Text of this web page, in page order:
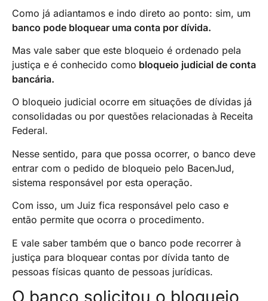
Como já adiantamos e indo direto ao ponto: sim, um
banco pode bloquear uma conta por dívida.
Mas vale saber que este bloqueio é ordenado pela
justiça e é conhecido como bloqueio judicial de conta
bancária.
O bloqueio judicial ocorre em situações de dívidas já
consolidadas ou por questões relacionadas à Receita
Federal.
Nesse sentido, para que possa ocorrer, o banco deve
entrar com o pedido de bloqueio pelo BacenJud,
sistema responsável por esta operação.
Com isso, um Juiz fica responsável pelo caso e
então permite que ocorra o procedimento.
E vale saber também que o banco pode recorrer à
justiça para bloquear contas por dívida tanto de
pessoas físicas quanto de pessoas jurídicas.
O banco solicitou o bloqueio